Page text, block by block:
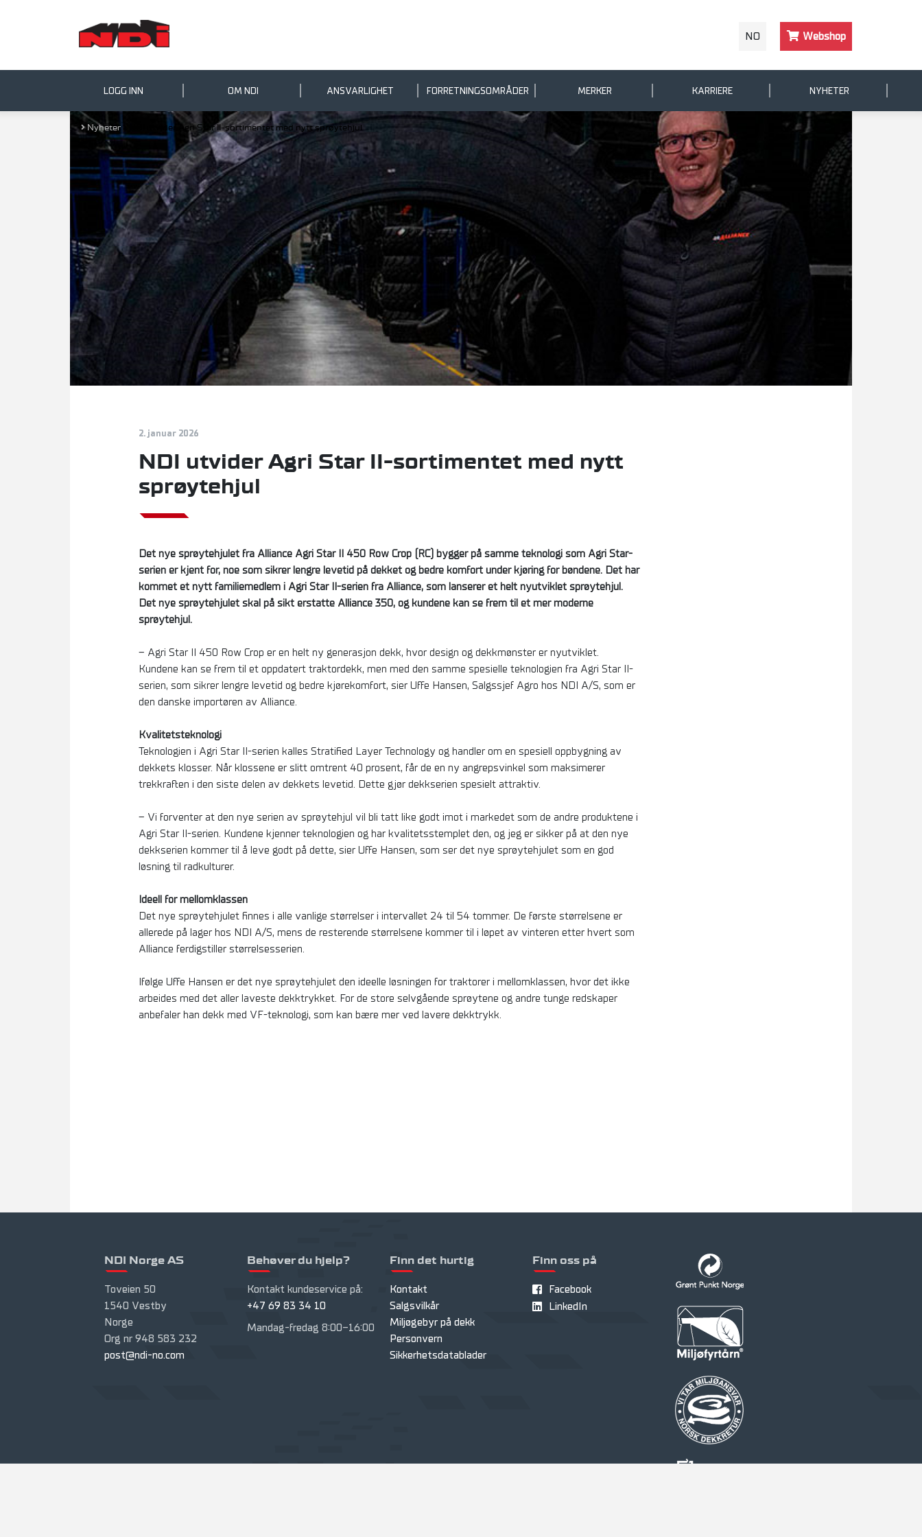
NO Webshop
LOGG INN OM NDI ANSVARLIGHET FORRETNINGSOMRÅDER MERKER KARRIERE NYHETER
Nyheter NDI utvider Agri Star II-sortimentet med nytt sprøytehjul
2. januar 2026
NDI utvider Agri Star II-sortimentet med nytt
sprøytehjul
Det nye sprøytehjulet fra Alliance Agri Star II 450 Row Crop (RC) bygger på samme teknologi som Agri Star-
serien er kjent for, noe som sikrer lengre levetid på dekket og bedre komfort under kjøring for bøndene. Det har
kommet et nytt familiemedlem i Agri Star II-serien fra Alliance, som lanserer et helt nyutviklet sprøytehjul.
Det nye sprøytehjulet skal på sikt erstatte Alliance 350, og kundene kan se frem til et mer moderne
sprøytehjul.
– Agri Star II 450 Row Crop er en helt ny generasjon dekk, hvor design og dekkmønster er nyutviklet.
Kundene kan se frem til et oppdatert traktordekk, men med den samme spesielle teknologien fra Agri Star II-
serien, som sikrer lengre levetid og bedre kjørekomfort, sier Uffe Hansen, Salgssjef Agro hos NDI A/S, som er
den danske importøren av Alliance.
Kvalitetsteknologi
Teknologien i Agri Star II-serien kalles Stratified Layer Technology og handler om en spesiell oppbygning av
dekkets klosser. Når klossene er slitt omtrent 40 prosent, får de en ny angrepsvinkel som maksimerer
trekkraften i den siste delen av dekkets levetid. Dette gjør dekkserien spesielt attraktiv.
– Vi forventer at den nye serien av sprøytehjul vil bli tatt like godt imot i markedet som de andre produktene i
Agri Star II-serien. Kundene kjenner teknologien og har kvalitetsstemplet den, og jeg er sikker på at den nye
dekkserien kommer til å leve godt på dette, sier Uffe Hansen, som ser det nye sprøytehjulet som en god
løsning til radkulturer.
Ideell for mellomklassen
Det nye sprøytehjulet finnes i alle vanlige størrelser i intervallet 24 til 54 tommer. De første størrelsene er
allerede på lager hos NDI A/S, mens de resterende størrelsene kommer til i løpet av vinteren etter hvert som
Alliance ferdigstiller størrelsesserien.
Ifølge Uffe Hansen er det nye sprøytehjulet den ideelle løsningen for traktorer i mellomklassen, hvor det ikke
arbeides med det aller laveste dekktrykket. For de store selvgående sprøytene og andre tunge redskaper
anbefaler han dekk med VF-teknologi, som kan bære mer ved lavere dekktrykk.
NDI Norge AS
Toveien 50
1540 Vestby
Norge
Org nr 948 583 232
post@ndi-no.com
Behøver du hjelp?
Kontakt kundeservice på:
+47 69 83 34 10
Mandag-fredag 8:00-16:00
Finn det hurtig
Kontakt
Salgsvilkår
Miljøgebyr på dekk
Personvern
Sikkerhetsdatablader
Finn oss på
Facebook
LinkedIn